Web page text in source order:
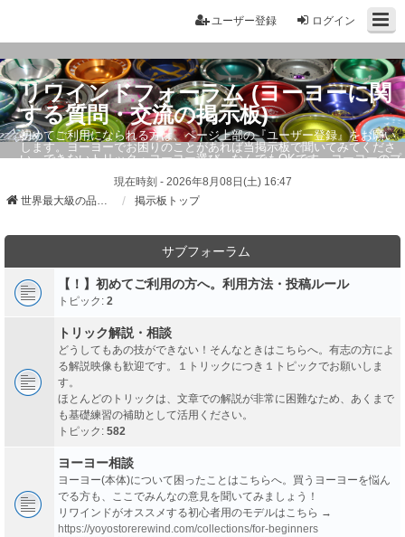
ログイン
ユーザー登録
リワインドフォーラム (ヨーヨーに関
する質問・交流の掲示板)
初めてご利用になられる方は、ページ上部の『ユーザー登録』をお願い
します。ヨーヨーでお困りのことがあれば当掲示板で聞いてみてくださ
い。できないトリック・ヨーヨー選び、なんでもOKです。ヨーヨーのプ
現在時刻 - 2026年8月08日(土) 16:47
世界最大級の品ぞろえ ヨーヨーストア「リワインド」
掲示板トップ
サブフォーラム
【！】初めてご利用の方へ。利用方法・投稿ルール
トピック: 2
トリック解説・相談
どうしてもあの技ができない！そんなときはこちらへ。有志の方によ
る解説映像も歓迎です。１トリックにつき１トピックでお願いしま
す。
ほとんどのトリックは、文章での解説が非常に困難なため、あくまで
も基礎練習の補助として活用ください。
トピック: 582
ヨーヨー相談
ヨーヨー(本体)について困ったことはこちらへ。買うヨーヨーを悩ん
でる方も、ここでみんなの意見を聞いてみましょう！
リワインドがオススメする初心者用のモデルはこちら →
https://yoyostorerewind.com/collections/for-beginners